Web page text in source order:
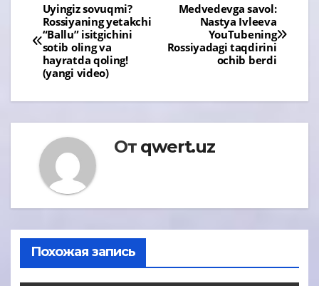
Навигация
по
записям
Medvedevga savol:
Nastya Ivleeva
YouTubening
Rossiyadagi taqdirini
ochib berdi
Uyingiz sovuqmi?
Rossiyaning yetakchi
“Ballu” isitgichini
sotib oling va
hayratda qoling!
(yangi video)
От qwert.uz
Похожая запись